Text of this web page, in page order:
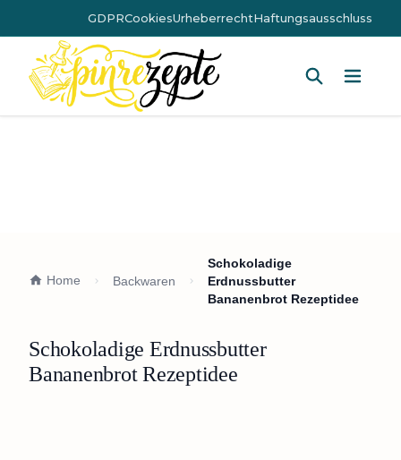
GDPRCookiesUrheberrechtHaftungsausschluss
Home Backwaren
Schokoladige
Erdnussbutter
Bananenbrot Rezeptidee
Schokoladige Erdnussbutter
Bananenbrot Rezeptidee